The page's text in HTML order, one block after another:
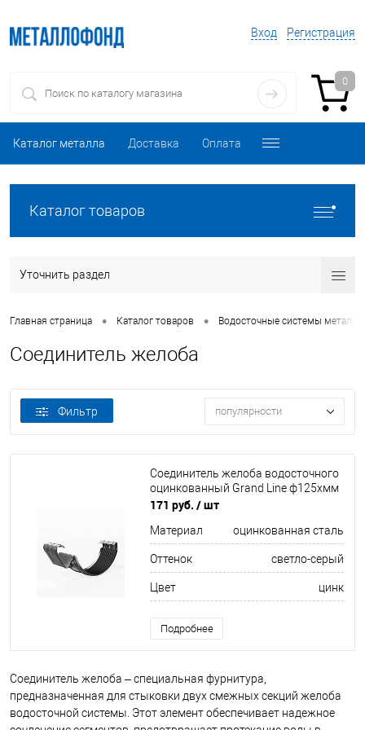
Вход Регистрация
0
Каталог металла Доставка Оплата
Каталог товаров
Уточнить раздел
Главная страница • Каталог товаров • Водосточные системы
Соединитель желоба
Фильтр популярности
Соединитель желоба водосточного
оцинкованный Grand Line ф125хмм
171 руб. / шт
Материал оцинкованная сталь
Оттенок светло-серый
Цвет цинк
Подробнее
Соединитель желоба – специальная фурнитура,
предназначенная для стыковки двух смежных секций желоба
водосточной системы. Этот элемент обеспечивает надежное